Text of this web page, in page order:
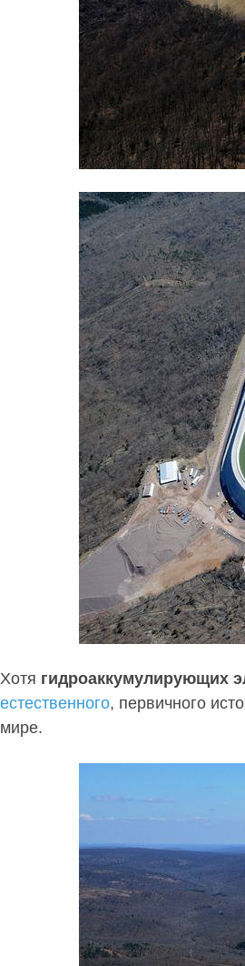
Хотя гидроаккумулирующих
естественного, первичного
мире.